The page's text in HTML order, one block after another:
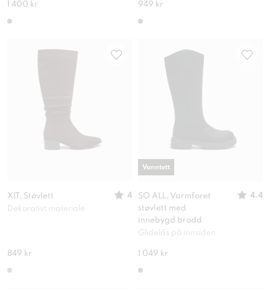
1 400 kr 949 kr
XIT, Støvlett
4
Dekorativt materiale
849 kr
SO ALL, Varmforet
støvlett med
innebygd brodd
4.4
Glidelås på innsiden
1 049 kr
Vanntett